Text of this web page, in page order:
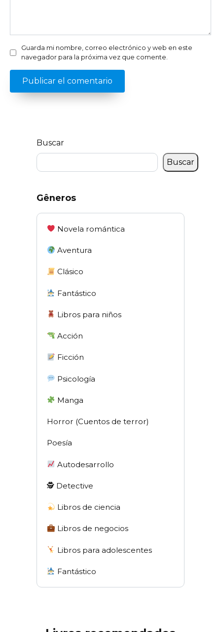
Guarda mi nombre, correo electrónico y web en este
navegador para la próxima vez que comente.
Buscar
Buscar
Gêneros
Novela romántica
Aventura
Clásico
Fantástico
Libros para niños
Acción
Ficción
Psicología
Manga
Horror (Cuentos de terror)
Poesía
Autodesarrollo
🕵 Detective
Libros de ciencia
Libros de negocios
Libros para adolescentes
Fantástico